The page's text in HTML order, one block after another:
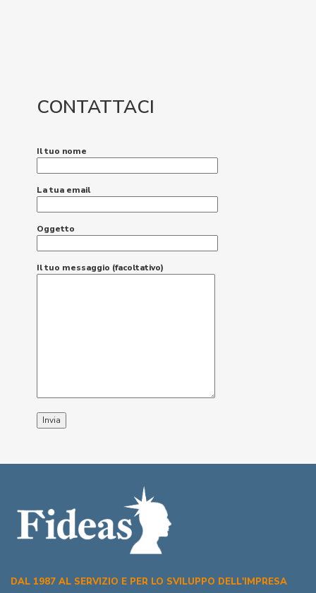
CONTATTACI
Il tuo nome
La tua email
Oggetto
Il tuo messaggio (facoltativo)
DAL 1987 AL SERVIZIO E PER LO SVILUPPO DELL'IMPRESA